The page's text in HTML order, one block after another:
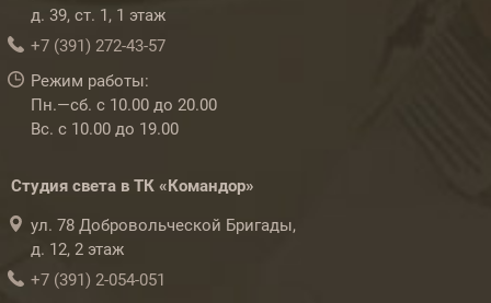
д. 39, ст. 1, 1 этаж
+7 (391) 272-43-57
Режим работы:
Пн.—сб. с 10.00 до 20.00
Вс. с 10.00 до 19.00
Студия света в ТК «Командор»
ул. 78 Добровольческой Бригады,
д. 12, 2 этаж
+7 (391) 2-054-051